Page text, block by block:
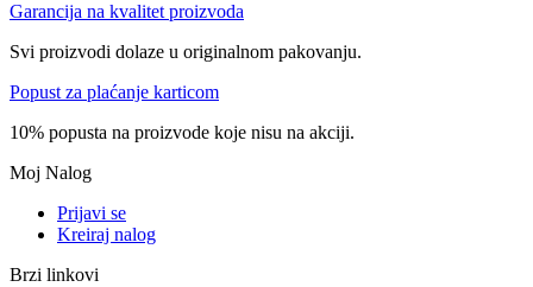
Garancija na kvalitet proizvoda
Svi proizvodi dolaze u originalnom pakovanju.
Popust za plaćanje karticom
10% popusta na proizvode koje nisu na akciji.
Moj Nalog
Prijavi se
Kreiraj nalog
Brzi linkovi